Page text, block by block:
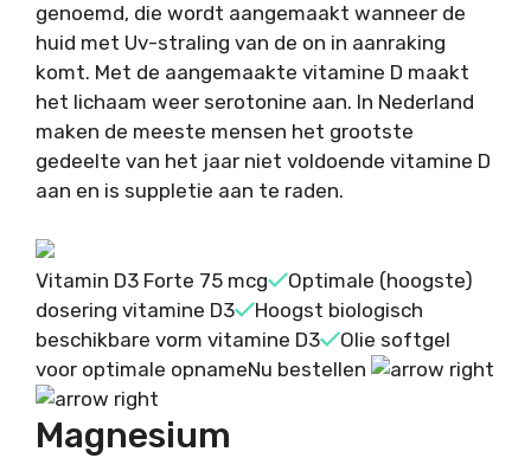
genoemd, die wordt aangemaakt wanneer de
huid met Uv-straling van de on in aanraking
komt. Met de aangemaakte vitamine D maakt
het lichaam weer serotonine aan. In Nederland
maken de meeste mensen het grootste
gedeelte van het jaar niet voldoende vitamine D
aan en is suppletie aan te raden.
Vitamin D3 Forte 75 mcg
Optimale (hoogste)
dosering vitamine D3
Hoogst biologisch
beschikbare vorm vitamine D3
Olie softgel
voor optimale opnameNu bestellen
Magnesium